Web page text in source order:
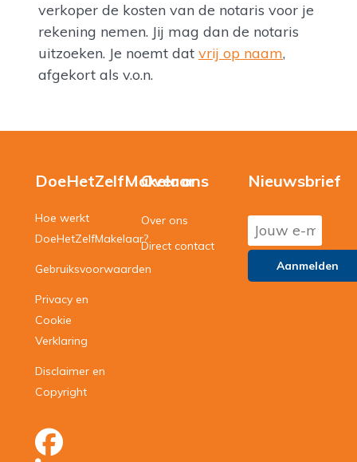
verkoper de kosten van de notaris voor je
rekening nemen. Jij mag dan de notaris
uitzoeken. Je noemt dat vrij op naam,
afgekort als v.o.n.
DoeHetZelfMakelaar
Hoe werkt
DoeHetZelfMakelaar?
Gebruiksvoorwaarden
Privacy en
Cookie
Verklaring
Disclaimer en
Copyright
Over ons
Over ons
Direct contact
Nieuwsbrief